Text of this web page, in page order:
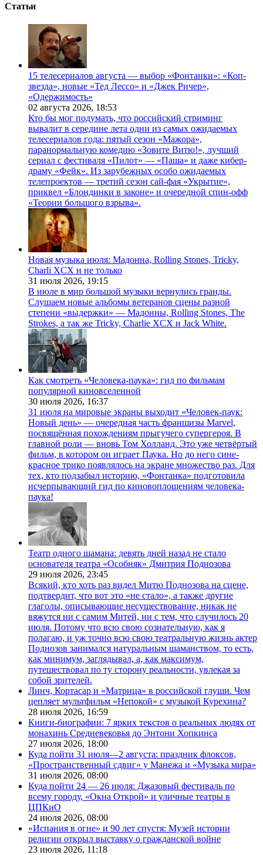
Статьи
15 телесериалов августа — выбор «Фонтанки»: «Коп-
звезда», новые «Тед Лессо» и «Джек Ричер»,
«Одержимость»
02 августа 2026, 18:53
Кто бы мог подумать, что российский стриминг
вывалит в середине лета одни из самых ожидаемых
телесериалов года: пятый сезон «Мажора»,
паранормальную комедию «Зовите Витю!», лучший
сериал с фестиваля «Пилот» — «Паша» и даже кибер-
драму «Фейк». Из зарубежных особо ожидаемых
телепроектов — третий сезон сай-фая «Укрытие»,
приквел «Блондинки в законе» и очередной спин-офф
«Теории большого взрыва».
Новая музыка июля: Мадонна, Rolling Stones, Tricky,
Charli XCX и не только
31 июля 2026, 19:15
В июле в мир большой музыки вернулись гранды.
Слушаем новые альбомы ветеранов сцены разной
степени «выдержки» — Мадонны, Rolling Stones, The
Strokes, а так же Tricky, Charlie XCX и Jack White.
Как смотреть «Человека-паука»: гид по фильмам
популярной киновселенной
30 июля 2026, 16:37
31 июля на мировые экраны выходит «Человек-паук:
Новый день» — очередная часть франшизы Marvel,
посвящённая похождениям прыгучего супергероя. В
главной роли — вновь Том Холланд. Это уже четвёртый
фильм, в котором он играет Паука. Но до него сине-
красное трико появлялось на экране множество раз. Для
тех, кто подзабыл историю, «Фонтанка» подготовила
исчерпывающий гид по киновоплощениям человека-
паука!
Театр одного шамана: девять дней назад не стало
основателя театра «Особняк» Дмитрия Поднозова
29 июля 2026, 23:45
Всякий, кто хоть раз видел Митю Поднозова на сцене,
подтвердит, что вот это «не стало», а также другие
глаголы, описывающие несуществование, никак не
вяжутся ни с самим Митей, ни с тем, что случилось 20
июля. Потому что всю свою сознательную, как я
полагаю, и уж точно всю свою театральную жизнь актер
Поднозов занимался натуральным шаманством, то есть,
как минимум, заглядывал, а, как максимум,
путешествовал по ту сторону реальности, увлекая за
собой зрителей.
Линч, Кортасар и «Матрица» в российской глуши. Чем
цепляет мультфильм «Непокой» с музыкой Курехина?
28 июля 2026, 16:59
Книги-биографии: 7 ярких текстов о реальных людях от
монахинь Средневековья до Энтони Хопкинса
27 июля 2026, 18:00
Куда пойти 31 июля—2 августа: праздник флоксов,
«Пространственный сдвиг» у Манежа и «Музыка мира»
31 июля 2026, 08:00
Куда пойти 24 — 26 июля: Джазовый фестиваль по
всему городу, «Окна Открой» и уличные театры в
ЦПКиО
24 июля 2026, 08:00
«Испания в огне» и 90 лет спустя: Музей истории
религии открыл выставку о гражданской войне
23 июля 2026, 11:18